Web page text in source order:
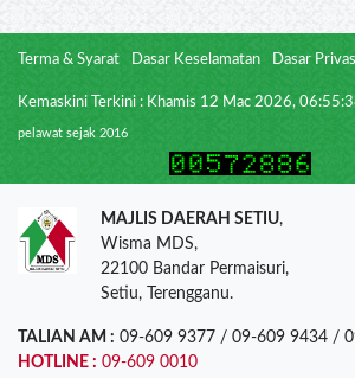
Terma & Syarat Dasar Keselamatan Dasar
Kemaskini Terkini : Khamis 12 Mac 2026,
pelawat sejak 2016
MAJLIS DAERAH SETIU,
Wisma MDS,
22100 Bandar Permaisuri,
Setiu, Terengganu.
TALIAN AM : 09-609 9377 / 09-609 9434 /
HOTLINE : 09-609 0010